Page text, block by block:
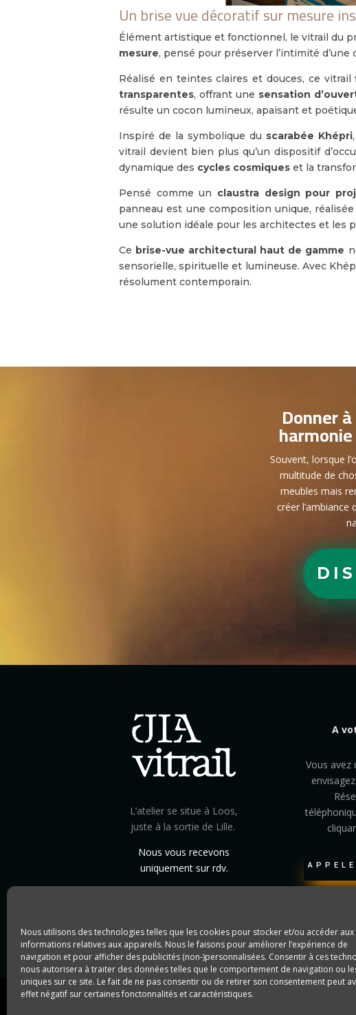
Nous utilisons des technologies telles que les cookies pour stocker et/ou accéder aux
informations relatives aux appareils. Nous le faisons pour améliorer l’expérience de
navigation et pour afficher des publicités (non-)personnalisées. Consentir à ces
nous autorisera à traiter des données telles que le comportement de navigation ou
uniques sur ce site. Le fait de ne pas consentir ou de retirer son consentement peut
effet négatif sur certaines fonctonnalités et caractéristiques.
Un brise vue décoratif sur mesure
Élément artistique et fonctionnel, le vitrail du
mesure, pensé pour préserver l’intimité
Réalisé en teintes claires et douces, ce
transparentes, offrant une sensation
résulte un cocon lumineux, apaisant et
Inspiré de la symbolique du scarabée Khépri
vitrail devient bien plus qu’un dispositif
dynamique des cycles cosmiques et la
Pensé comme un claustra design pour
panneau est une composition unique,
une solution idéale pour les architectes et les
Ce brise-vue architectural haut de gamme
sensorielle, spirituelle et lumineuse. Avec
résolument contemporain.
Donner
Souvent, lorsque
multitude de
meubles mais
créer
L’atelier se situe à Loos,
juste à la sortie de Lille.
Nous vous recevons
uniquement sur rdv.
Loos
contact@jlavitrail.com
A
Vous avez
Mentions Légales